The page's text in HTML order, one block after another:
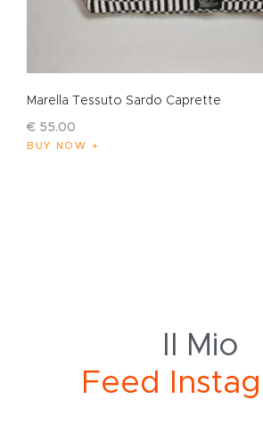
Marella Tessuto Sardo Caprette
€ 55.00
BUY NOW
Il Mio
Feed Instag